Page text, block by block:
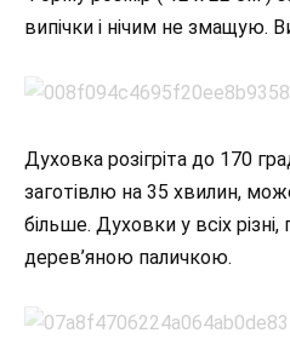
випічки і нічим не змащую.
Духовка розігріта до 170
заготівлю на 35 хвилин,
більше. Духовки у всіх
дерев’яною паличкою.